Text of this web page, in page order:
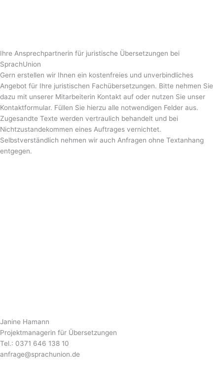
Ihre Ansprechpartnerin für juristische Übersetzungen bei
SprachUnion
Gern erstellen wir Ihnen ein kostenfreies und unverbindliches
Angebot für Ihre juristischen Fachübersetzungen. Bitte nehmen Sie
dazu mit unserer Mitarbeiterin Kontakt auf oder nutzen Sie unser
Kontaktformular. Füllen Sie hierzu alle notwendigen Felder aus.
Zugesandte Texte werden vertraulich behandelt und bei
Nichtzustandekommen eines Auftrages vernichtet.
Selbstverständlich nehmen wir auch Anfragen ohne Textanhang
entgegen.
Janine Hamann
Projektmanagerin für Übersetzungen
Tel.: 0371 646 138 10
anfrage@sprachunion.de